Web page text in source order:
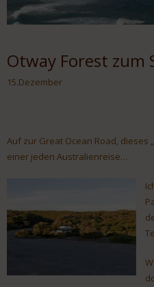
Otway Forest zum
15.Dezember
Auf zur Great Ocean Road, dieses
einer jeden Australienreise…